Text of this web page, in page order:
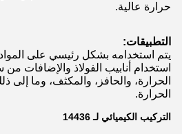
حرارة عالية.
التطبيقات:
يتم استخدامه بشكل رئيسي على
استخدام أنابيب الفولاذ والإضافات
الحرارة، والحافز، والمكثف، وما إلى
الحرارة.
التركيب الكيميائي لـ 14436